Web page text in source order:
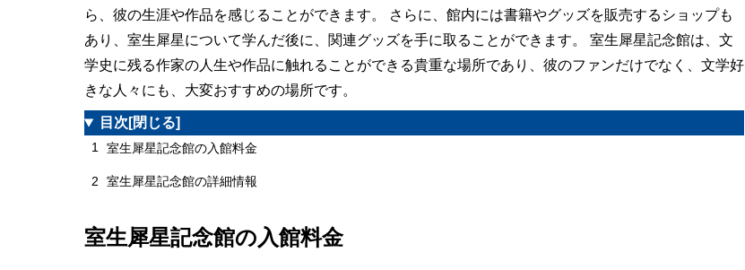
ら、彼の生涯や作品を感じることができます。 さらに、館内には書籍やグッズを販売するショップも
あり、室生犀星について学んだ後に、関連グッズを手に取ることができます。 室生犀星記念館は、文
学史に残る作家の人生や作品に触れることができる貴重な場所であり、彼のファンだけでなく、文学好
きな人々にも、大変おすすめの場所です。
目次 [閉じる]
1 室生犀星記念館の入館料金
2 室生犀星記念館の詳細情報
室生犀星記念館の入館料金